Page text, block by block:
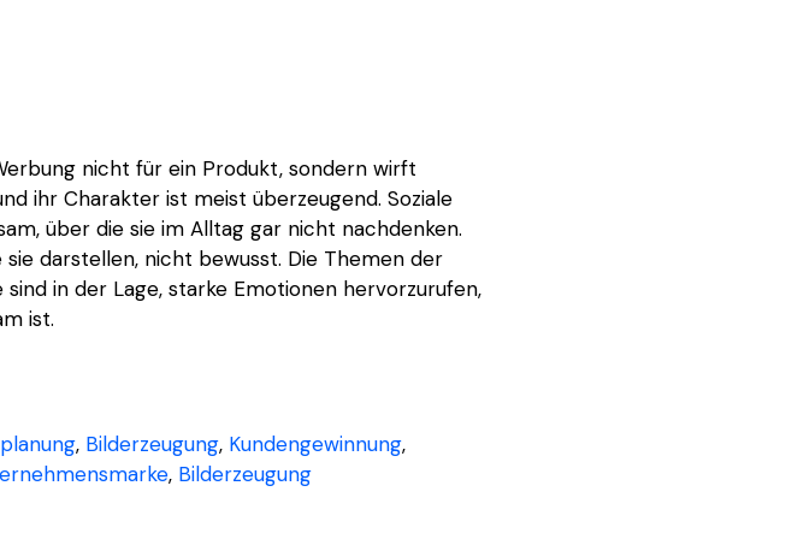
nicht für ein Produkt, sondern wirft
ihr Charakter ist meist überzeugend. Soziale
über die sie im Alltag gar nicht nachdenken.
darstellen, nicht bewusst. Die Themen der
in der Lage, starke Emotionen hervorzurufen,
ist.
, Bilderzeugung, Kundengewinnung,
, Bilderzeugung